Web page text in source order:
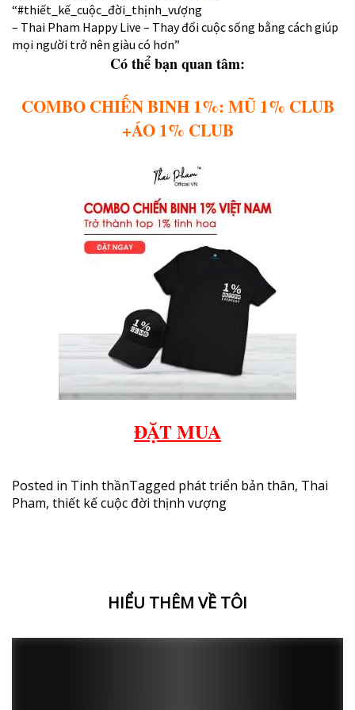
“#thiết_kế_cuộc_đời_thịnh_vượng
– Thai Pham Happy Live – Thay đổi cuộc sống bằng cách giúp
mọi người trở nên giàu có hơn”
Có thể bạn quan tâm:
COMBO CHIẾN BINH 1%: MŨ 1% CLUB
+ÁO 1% CLUB
ĐẶT MUA
Posted in Tinh thầnTagged phát triển bản thân, Thai
Pham, thiết kế cuộc đời thịnh vượng
HIỂU THÊM VỀ TÔI